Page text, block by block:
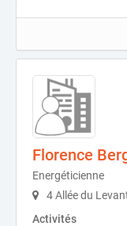
Florence
Energéticienne
4 Allée du
Activités